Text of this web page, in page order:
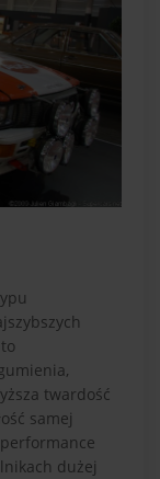
twardość
samej
dużej